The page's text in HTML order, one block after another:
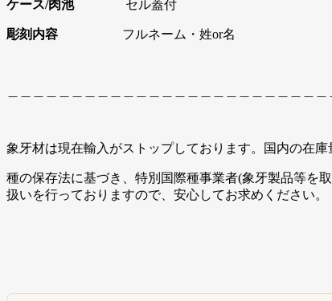
ケース/肉池セル蓋付
彫刻内容 フルネーム・姓or名
象牙材は現在輸入がストップしております。国内の在
種の保存法に基づき、特別国際種事業者(象牙製品等を
扱いを行っておりますので、安心してお求めください。